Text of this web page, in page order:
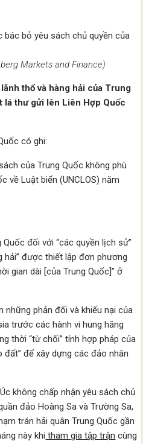
Markets and Finance)
thổ và hàng hải của Trung
lá thư gửi lên Liên Hợp Quốc
có ghi:
của Trung Quốc không phù
về Luật biển (UNCLOS) năm
đối với “các quyền lịch sử”
hải” được thiết lập đơn phương
gian dài [của Trung Quốc]” ở
những phản đối và khiếu nại của
trước các hành vi hung hăng
thời “từ chối” tính hợp pháp của
để xây dựng các đảo nhân
không chấp nhận yêu sách chủ
đảo Hoàng Sa và Trường Sa,
trán hải quân Trung Quốc gần
này khi tham gia tập trận cùng